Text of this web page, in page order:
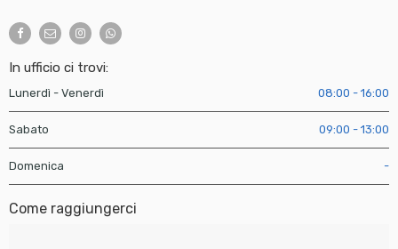
In ufficio ci trovi:
Lunerdì - Venerdì 08:00 - 16:00
Sabato 09:00 - 13:00
Domenica -
Come raggiungerci